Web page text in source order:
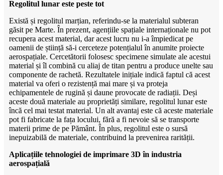
Regolitul lunar este peste tot
Există și regolitul marțian, referindu-se la materialul subteran
găsit pe Marte. În prezent, agențiile spațiale internaționale nu pot
recupera acest material, dar acest lucru nu i-a împiedicat pe
oamenii de știință să-i cerceteze potențialul în anumite proiecte
aerospațiale. Cercetătorii folosesc specimene simulate ale acestui
material și îl combină cu aliaj de titan pentru a produce unelte sau
componente de rachetă. Rezultatele inițiale indică faptul că acest
material va oferi o rezistență mai mare și va proteja
echipamentele de rugină și daune provocate de radiații. Deși
aceste două materiale au proprietăți similare, regolitul lunar este
încă cel mai testat material. Un alt avantaj este că aceste materiale
pot fi fabricate la fața locului, fără a fi nevoie să se transporte
materii prime de pe Pământ. În plus, regolitul este o sursă
inepuizabilă de materiale, contribuind la prevenirea rarității.
Aplicațiile tehnologiei de imprimare 3D în industria
aerospațială